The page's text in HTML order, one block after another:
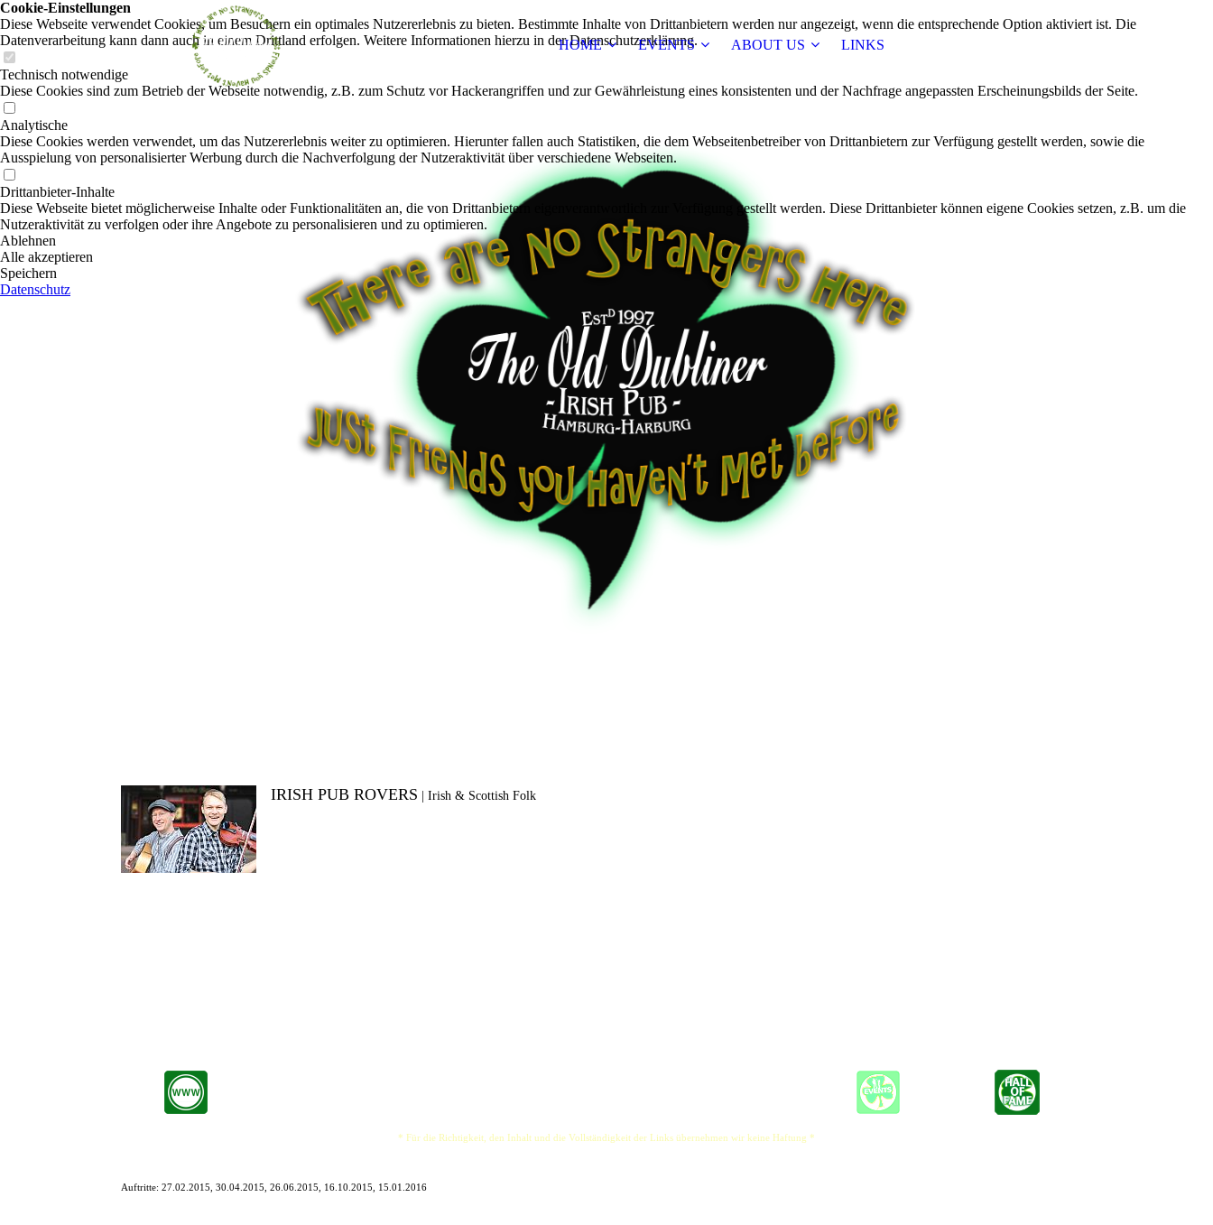
HOME EVENTS ABOUT US LINKS
IRISH PUB ROVERS |Irish & Scottish Folk
* Für die Richtigkeit, den Inhalt und die Vollständigkeit der Links übernehmen wir keine Haftung *
Auftritte:27.02.2015, 30.04.2015, 26.06.2015, 16.10.2015, 15.01.2016
Cookie-Einstellungen
Diese Webseite verwendet Cookies, um Besuchern ein optimales Nutzererlebnis zu bieten. Bestimmte Inhalte von Drittanbietern werden nur angezeigt, wenn die entsprechende Option aktiviert ist. Die
Datenverarbeitung kann dann auch in einem Drittland erfolgen. Weitere Informationen hierzu in der Datenschutzerklärung.
Technisch notwendige
Diese Cookies sind zum Betrieb der Webseite notwendig, z.B. zum Schutz vor Hackerangriffen und zur Gewährleistung eines konsistenten und der Nachfrage angepassten Erscheinungsbilds der Seite.
Analytische
Diese Cookies werden verwendet, um das Nutzererlebnis weiter zu optimieren. Hierunter fallen auch Statistiken, die dem Webseitenbetreiber von Drittanbietern zur Verfügung gestellt werden, sowie die
Ausspielung von personalisierter Werbung durch die Nachverfolgung der Nutzeraktivität über verschiedene Webseiten.
Drittanbieter-Inhalte
Diese Webseite bietet möglicherweise Inhalte oder Funktionalitäten an, die von Drittanbietern eigenverantwortlich zur Verfügung gestellt werden. Diese Drittanbieter können eigene Cookies setzen, z.B. um die
Nutzeraktivität zu verfolgen oder ihre Angebote zu personalisieren und zu optimieren.
Ablehnen
Alle akzeptieren
Speichern
Datenschutz